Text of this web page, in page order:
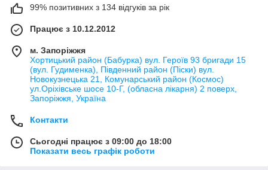
99% позитивних з 134 відгуків за рік
Працює з 10.12.2012
м. Запоріжжя
Хортицький район (Бабурка) вул. Героїв 93 бригади 15
(вул. Гудименка), Південний район (Піски) вул.
Новокузнецька 21, Комунарський район (Космос)
ул.Оріхівське шосе 10-Г, (обласна лікарня) 2 поверх,
Запоріжжя, Україна
Контакти
Сьогодні працює з 09:00 до 18:00
Показати весь графік роботи